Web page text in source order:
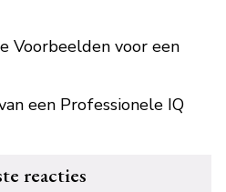
Voorbeelden voor een
een Professionele IQ
reacties